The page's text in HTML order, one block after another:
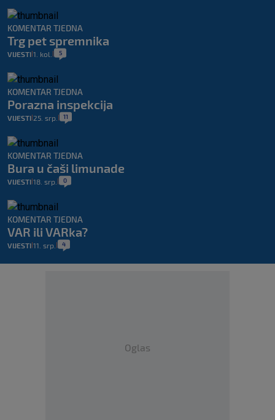
KOMENTAR TJEDNA
Trg pet spremnika
VIJESTI 1. kol. 5
KOMENTAR TJEDNA
Porazna inspekcija
VIJESTI 25. srp. 11
KOMENTAR TJEDNA
Bura u čaši limunade
VIJESTI 18. srp. 0
KOMENTAR TJEDNA
VAR ili VARka?
VIJESTI 11. srp. 4
Oglas